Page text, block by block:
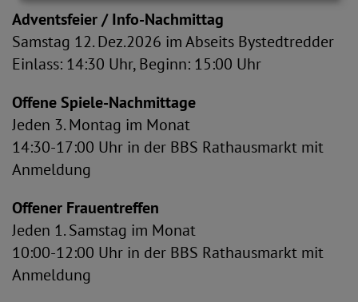
Adventsfeier / Info-Nachmittag
Samstag 12. Dez.2026 im Abseits Bystedtredder
Einlass: 14:30 Uhr, Beginn: 15:00 Uhr
Offene Spiele-Nachmittage
Jeden 3. Montag im Monat
14:30-17:00 Uhr in der BBS Rathausmarkt mit
Anmeldung
Offener Frauentreffen
Jeden 1. Samstag im Monat
10:00-12:00 Uhr in der BBS Rathausmarkt mit
Anmeldung